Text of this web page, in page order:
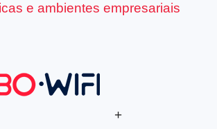
e ambientes empresariais
+